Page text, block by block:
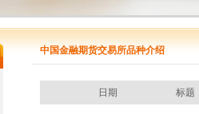
中国金融期货交易所品种介绍
日期 标题